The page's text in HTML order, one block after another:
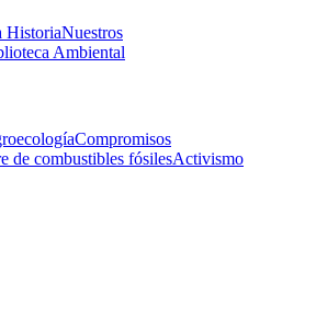
HistoriaNuestros
Ambiental
Compromisos
de combustibles fósilesActivismo